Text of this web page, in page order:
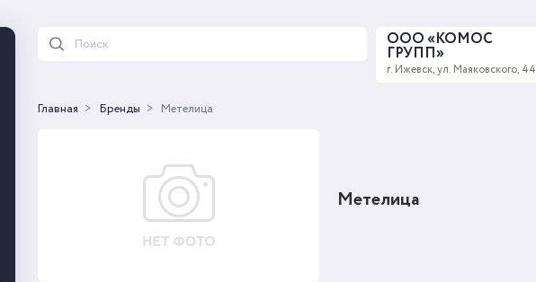
ООО «КОМОС
ГРУПП»
г. Ижевск, ул. Маяковского, 44
Главная Бренды Метелица
Метелица